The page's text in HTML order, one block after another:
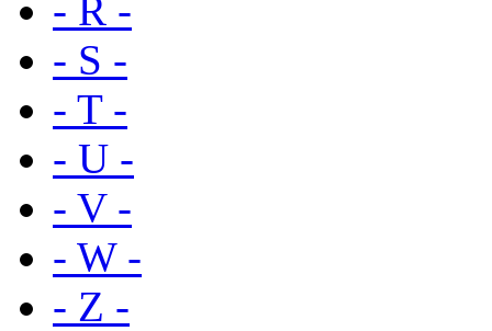
- R -
- S -
- T -
- U -
- V -
- W -
- Z -